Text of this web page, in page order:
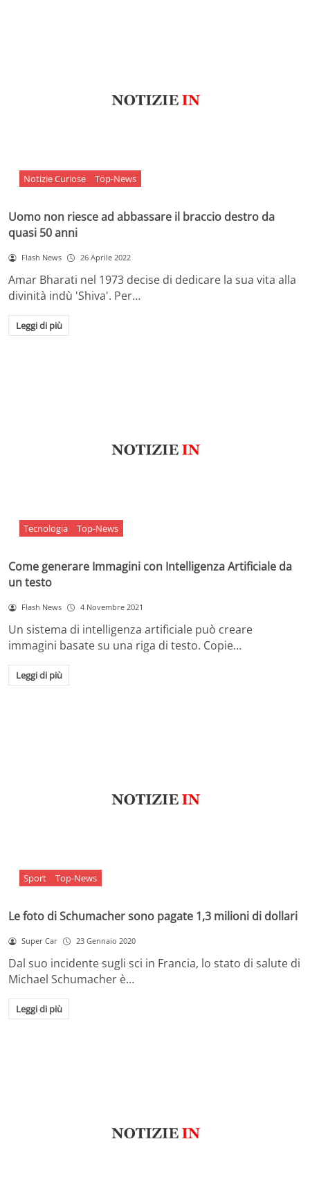
Notizie Curiose Top-News
Uomo non riesce ad abbassare il braccio destro da
quasi 50 anni
Flash News 26 Aprile 2022
Amar Bharati nel 1973 decise di dedicare la sua vita alla
divinità indù 'Shiva'. Per…
Leggi di più
Tecnologia Top-News
Come generare Immagini con Intelligenza Artificiale da
un testo
Flash News 4 Novembre 2021
Un sistema di intelligenza artificiale può creare
immagini basate su una riga di testo. Copie…
Leggi di più
Sport Top-News
Le foto di Schumacher sono pagate 1,3 milioni di dollari
Super Car 23 Gennaio 2020
Dal suo incidente sugli sci in Francia, lo stato di salute di
Michael Schumacher è…
Leggi di più